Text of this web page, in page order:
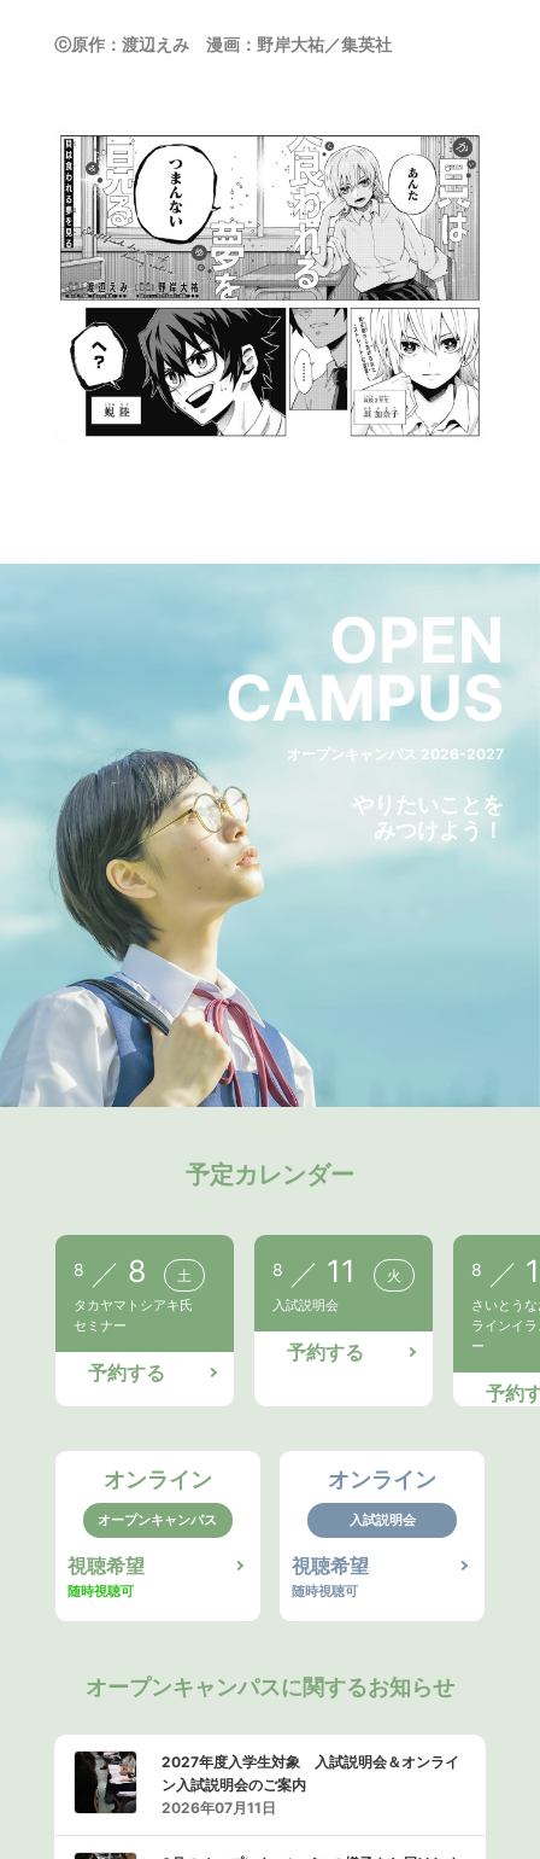
ⓒ原作：渡辺えみ 漫画：野岸大祐／集英社
OPEN
CAMPUS
オープンキャンパス 2026-2027
やりたいことを
みつけよう！
予定カレンダー
8 8 土
タカヤマトシアキ氏
セミナー
予約する
8 11 火
入試説明会
予約する
8
さいとう
ラインイ
ー
予約
オンライン
オープンキャンパス
視聴希望
随時視聴可
オンライン
入試説明会
視聴希望
随時視聴可
オープンキャンパスに関するお知らせ
2027年度入学生対象 入試説明会＆オンライ
ン入試説明会のご案内
2026年07月11日